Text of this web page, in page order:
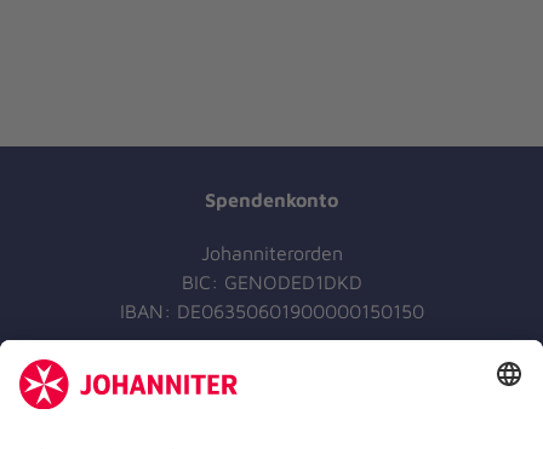
Spendenkonto
Johanniterorden
BIC: GENODED1DKD
IBAN: DE06350601900000150150
Jetzt spenden